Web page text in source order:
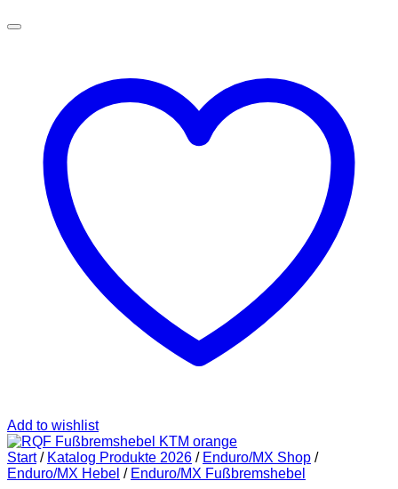
Add to wishlist
Start / Katalog Produkte 2026 / Enduro/MX Shop /
Enduro/MX Hebel / Enduro/MX Fußbremshebel